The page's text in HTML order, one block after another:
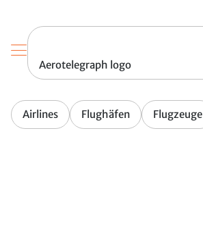
Aerotelegraph logo
Airlines Flughäfen Flugzeuge